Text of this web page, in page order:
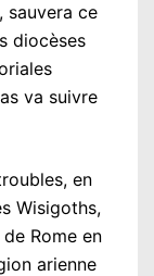
sauvera ce
diocèses
va suivre
en
Wisigoths,
Rome en
arienne